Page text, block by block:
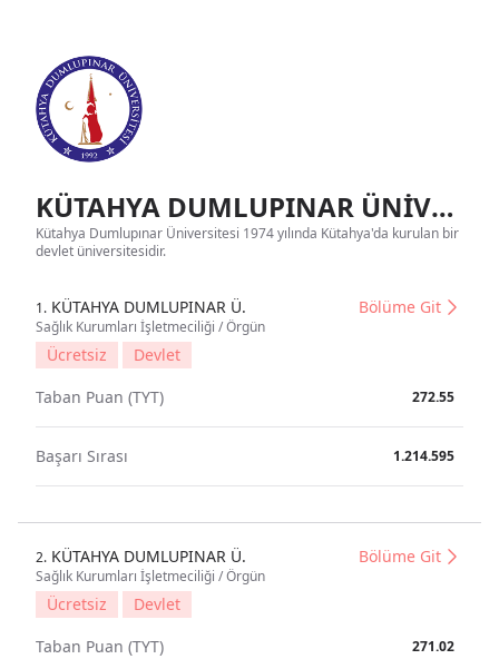
KÜTAHYA DUMLUPINAR ÜNİVERSİTESİ Tanıtım
Kütahya Dumlupınar Üniversitesi 1974 yılında Kütahya'da kurulan bir
devlet üniversitesidir.
1. KÜTAHYA DUMLUPINAR Ü.
Sağlık Kurumları İşletmeciliği / Örgün
Bölüme Git
Ücretsiz
Devlet
Taban Puan (TYT)
272.55
Başarı Sırası 1.214.595
2. KÜTAHYA DUMLUPINAR Ü.
Sağlık Kurumları İşletmeciliği / Örgün
Bölüme Git
Ücretsiz
Devlet
Taban Puan (TYT)
271.02